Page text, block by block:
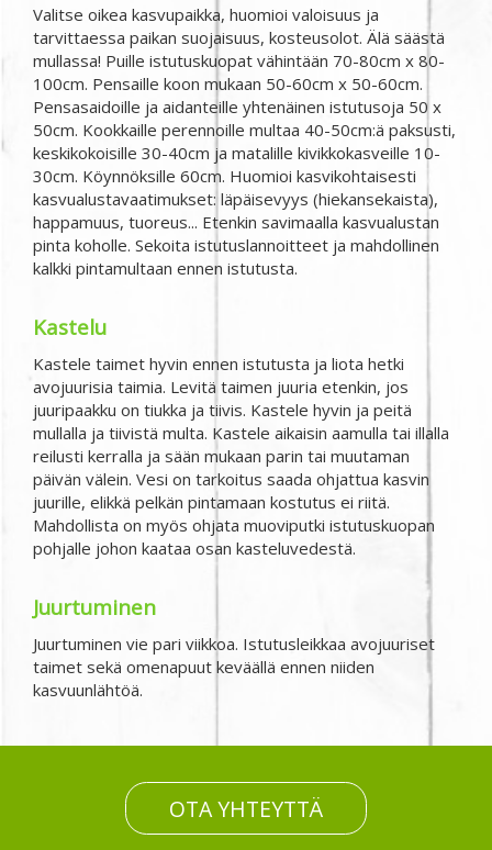
Valitse oikea kasvupaikka, huomioi valoisuus ja
tarvittaessa paikan suojaisuus, kosteusolot. Älä säästä
mullassa! Puille istutuskuopat vähintään 70-80cm x 80-
100cm. Pensaille koon mukaan 50-60cm x 50-60cm.
Pensasaidoille ja aidanteille yhtenäinen istutusoja 50 x
50cm. Kookkaille perennoille multaa 40-50cm:ä paksusti,
keskikokoisille 30-40cm ja matalille kivikkokasveille 10-
30cm. Köynnöksille 60cm. Huomioi kasvikohtaisesti
kasvualustavaatimukset: läpäisevyys (hiekansekaista),
happamuus, tuoreus... Etenkin savimaalla kasvualustan
pinta koholle. Sekoita istutuslannoitteet ja mahdollinen
kalkki pintamultaan ennen istutusta.
Kastelu
Kastele taimet hyvin ennen istutusta ja liota hetki
avojuurisia taimia. Levitä taimen juuria etenkin, jos
juuripaakku on tiukka ja tiivis. Kastele hyvin ja peitä
mullalla ja tiivistä multa. Kastele aikaisin aamulla tai illalla
reilusti kerralla ja sään mukaan parin tai muutaman
päivän välein. Vesi on tarkoitus saada ohjattua kasvin
juurille, elikkä pelkän pintamaan kostutus ei riitä.
Mahdollista on myös ohjata muoviputki istutuskuopan
pohjalle johon kaataa osan kasteluvedestä.
Juurtuminen
Juurtuminen vie pari viikkoa. Istutusleikkaa avojuuriset
taimet sekä omenapuut keväällä ennen niiden
kasvuunlähtöä.
OTA YHTEYTTÄ